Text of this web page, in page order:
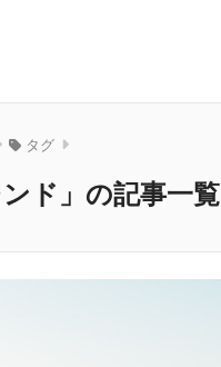
タグ
ンド」の記事一覧